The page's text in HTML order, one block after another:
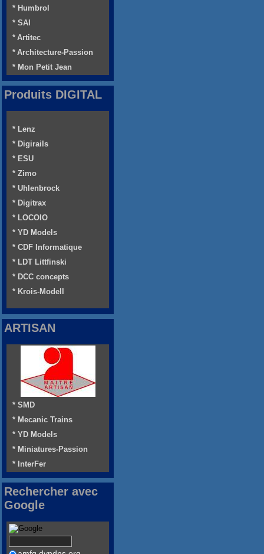
* Humbrol
* SAI
* Artitec
* Architecture-Passion
* Mon Petit Jean
Produits DIGITAL
* Lenz
* Digirails
* ESU
* Zimo
* Uhlenbrock
* Digitrax
* LOCOIO
* YD Models
* CDF Informatique
* LDT Littfinski
* DCC concepts
* Krois-Modell
ARTISAN
* SMD
* Mecanic Trains
* YD Models
* Miniatures-Passion
* InterFer
Rechercher avec
Google